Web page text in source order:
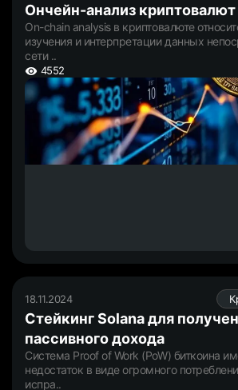
Ончейн-анализ криптовалют
On-chain analysis в криптовалюте
изучения и интерпретации данных
сети ..
4552
18.11.2024
Стейкинг Solana для
пассивного дохода
Система Proof of Work (PoW) биткоина
недостаток в виде огромного
испра..